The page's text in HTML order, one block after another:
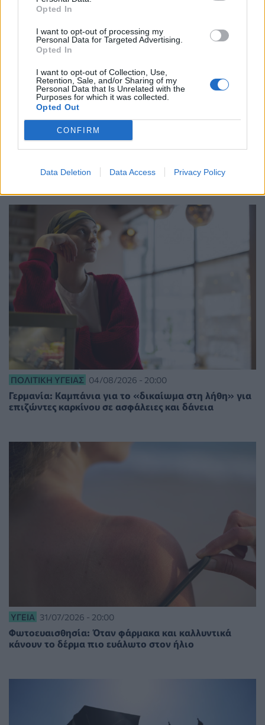
Opted In
I want to opt-out of processing my
Personal Data for Targeted Advertising.
Opted In
I want to opt-out of Collection, Use,
Retention, Sale, and/or Sharing of my
Personal Data that Is Unrelated with the
Purposes for which it was collected.
Opted Out
CONFIRM
Data Deletion Data Access Privacy Policy
PHARMA POLICY 06/08/2026 - 13:54
της εφοδιαστικής αλυσίδας φαρμάκων
ΠΟΛΙΤΙΚΉ ΥΓΕΊΑΣ 04/08/2026 - 20:00
Γερμανία: Καμπάνια για το «δικαίωμα στη λήθη» για
επιζώντες καρκίνου σε ασφάλειες και δάνεια
ΥΓΕΊΑ 31/07/2026 - 20:00
Φωτοευαισθησία: Όταν φάρμακα και καλλυντικά
κάνουν το δέρμα πιο ευάλωτο στον ήλιο